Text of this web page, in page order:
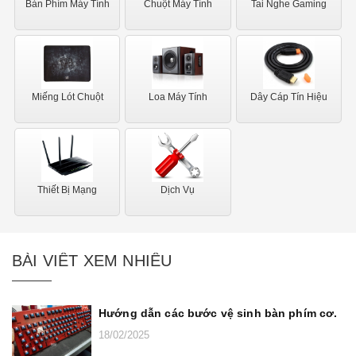
G502 HERO nặng 121g, bổ sung thêm 18g với 5 quả tạ
để thay đổi trọng lượng chuột theo cách sử dụng.
Bàn Phím Máy Tính Chuột Máy Tính Tai Nghe Gaming
Miếng Lót Chuột Loa Máy Tính Dây Cáp Tín Hiệu
Thiết Bị Mạng Dịch Vụ
BÀI VIẾT XEM NHIỀU
Hướng dẫn các bước vệ sinh bàn phím cơ.
18/02/2025